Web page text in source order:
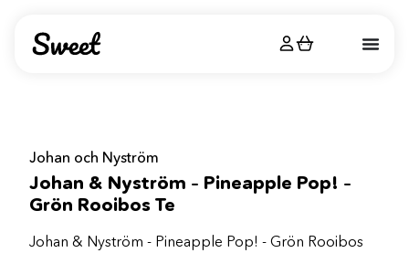
Johan och Nyström
Johan & Nyström – Pineapple Pop! –
Grön Rooibos Te
Johan & Nyström - Pineapple Pop! - Grön Rooibos